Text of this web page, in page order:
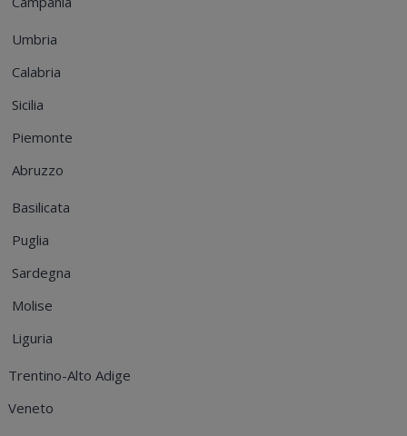
Umbria
Calabria
Sicilia
Piemonte
Abruzzo
Basilicata
Puglia
Sardegna
Molise
Liguria
Trentino-Alto Adige
Veneto